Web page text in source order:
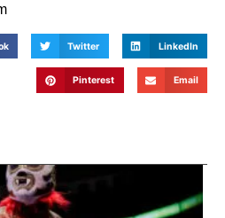
Twitter LinkedIn
Pinterest Email